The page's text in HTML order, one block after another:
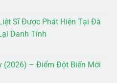
Sĩ Được Phát Hiện Tại Đà
Danh Tính
(2026) – Điểm Đột Biến Mới